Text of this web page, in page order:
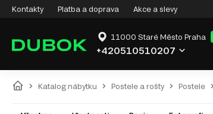
Kontakty Platba a doprava Akce a slevy
11000 Staré Město Praha
+420510510207
Katalog nábytku Postele a rošty Postele